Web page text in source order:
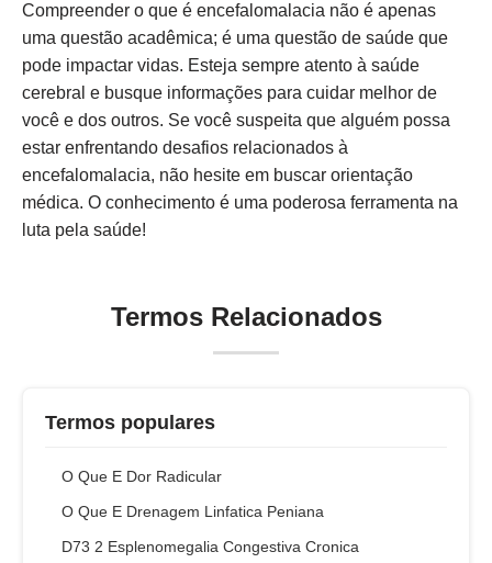
Compreender o que é encefalomalacia não é apenas
uma questão acadêmica; é uma questão de saúde que
pode impactar vidas. Esteja sempre atento à saúde
cerebral e busque informações para cuidar melhor de
você e dos outros. Se você suspeita que alguém possa
estar enfrentando desafios relacionados à
encefalomalacia, não hesite em buscar orientação
médica. O conhecimento é uma poderosa ferramenta na
luta pela saúde!
Termos Relacionados
Termos populares
O Que E Dor Radicular
O Que E Drenagem Linfatica Peniana
D73 2 Esplenomegalia Congestiva Cronica